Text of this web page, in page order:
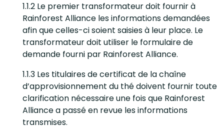
1.1.2 Le premier transformateur doit fournir à
Rainforest Alliance les informations demandées
afin que celles-ci soient saisies à leur place. Le
transformateur doit utiliser le formulaire de
demande fourni par Rainforest Alliance.
1.1.3 Les titulaires de certificat de la chaîne
d’approvisionnement du thé doivent fournir toute
clarification nécessaire une fois que Rainforest
Alliance a passé en revue les informations
transmises.